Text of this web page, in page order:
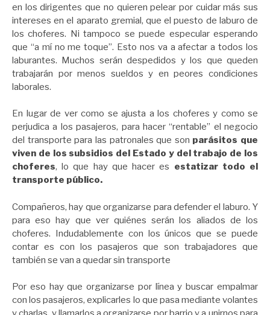
en los dirigentes que no quieren pelear por cuidar más sus
intereses en el aparato gremial, que el puesto de laburo de
los choferes. Ni tampoco se puede especular esperando
que “a mí no me toque”. Esto nos va a afectar a todos los
laburantes. Muchos serán despedidos y los que queden
trabajarán por menos sueldos y en peores condiciones
laborales.
En lugar de ver como se ajusta a los choferes y como se
perjudica a los pasajeros, para hacer “rentable” el negocio
del transporte para las patronales que son parásitos que
viven de los subsidios del Estado y del trabajo de los
choferes, lo que hay que hacer es estatizar todo el
transporte público.
Compañeros, hay que organizarse para defender el laburo. Y
para eso hay que ver quiénes serán los aliados de los
choferes. Indudablemente con los únicos que se puede
contar es con los pasajeros que son trabajadores que
también se van a quedar sin transporte
Por eso hay que organizarse por línea y buscar empalmar
con los pasajeros, explicarles lo que pasa mediante volantes